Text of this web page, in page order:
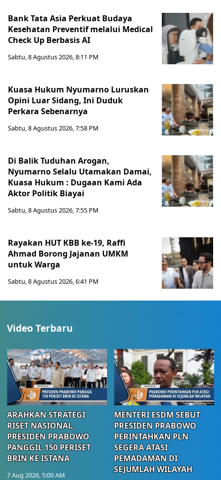
Bank Tata Asia Perkuat Budaya
Kesehatan Preventif melalui Medical
Check Up Berbasis AI
Sabtu, 8 Agustus 2026, 8:11 PM
Kuasa Hukum Nyumarno Luruskan
Opini Luar Sidang, Ini Duduk
Perkara Sebenarnya ​
Sabtu, 8 Agustus 2026, 7:58 PM
Di Balik Tuduhan Arogan,
Nyumarno Selalu Utamakan Damai,
Kuasa Hukum : Dugaan Kami Ada
Aktor Politik Biayai
Sabtu, 8 Agustus 2026, 7:55 PM
Rayakan HUT KBB ke-19, Raffi
Ahmad Borong Jajanan UMKM
untuk Warga
Sabtu, 8 Agustus 2026, 6:41 PM
Video Terbaru
ARAHKAN STRATEGI
RISET NASIONAL,
PRESIDEN PRABOWO
PANGGIL 150 PERISET
BRIN KE ISTANA
7 Aug 2026, 5:00 AM
MENTERI ESDM SEBUT
PRESIDEN PRABOWO
PERINTAHKAN PLN
SEGERA ATASI
PEMADAMAN DI
SEJUMLAH WILAYAH